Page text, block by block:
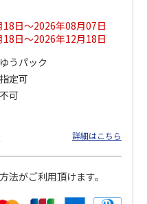
大谷翔
最多53試
記念 シ
込)
谷翔平 2026 NL 3・
4月投手…
日～2026年08月07日
日～2026年12月18日
ゆうパック
指定可
可
詳細はこちら
法がご利用頂けます。